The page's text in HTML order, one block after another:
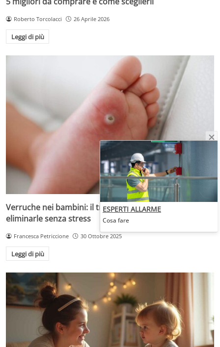
Roberto Torcolacci 26 Aprile 2026
Leggi di più
Verruche nei bambini: il trattamento più adatto per
eliminarle senza stress
Francesca Petriccione 30 Ottobre 2025
Leggi di più
ESPERTI ALLARME
Cosa fare